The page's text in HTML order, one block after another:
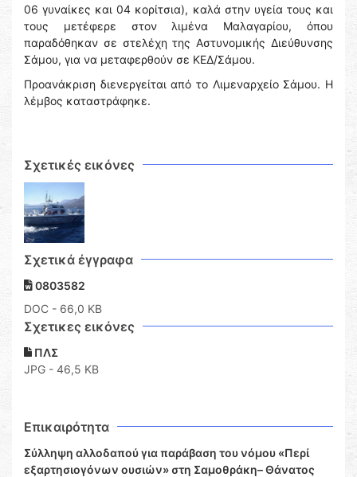
06 γυναίκες και 04 κορίτσια), καλά στην υγεία τους και
τους μετέφερε στον λιμένα Μαλαγαρίου, όπου
παραδόθηκαν σε στελέχη της Αστυνομικής Διεύθυνσης
Σάμου, για να μεταφερθούν σε ΚΕΔ/Σάμου.
Προανάκριση διενεργείται από το Λιμεναρχείο Σάμου. Η
λέμβος καταστράφηκε.
Σχετικές εικόνες
Σχετικά έγγραφα
0803582
DOC - 66,0 KB
Σχετικες εικόνες
ΠΛΣ
JPG - 46,5 KB
Επικαιρότητα
Σύλληψη αλλοδαπού για παράβαση του νόμου «Περί
εξαρτησιογόνων ουσιών» στη Σαμοθράκη– Θάνατος